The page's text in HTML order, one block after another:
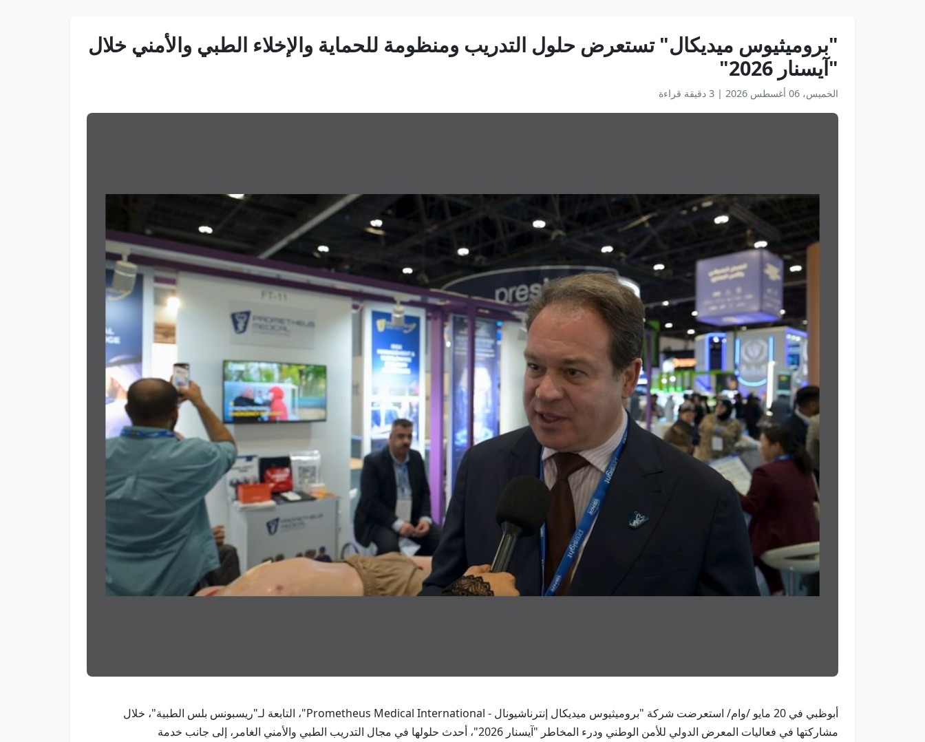
"بروميثيوس ميديكال" تستعرض حلول التدريب ومنظومة للحماية والإخلاء الطبي والأمني خلال
"آيسنار 2026"
الخميس، 06 أغسطس 2026 | 3 دقيقة قراءة
أبوظبي في 20 مايو /وام/ استعرضت شركة "بروميثيوس ميديكال إنترناشيونال - Prometheus Medical International"، التابعة لـ"ريسبونس بلس الطبية"، خلال
مشاركتها في فعاليات المعرض الدولي للأمن الوطني ودرء المخاطر "آيسنار 2026"، أحدث حلولها في مجال التدريب الطبي والأمني الغامر، إلى جانب خدمة